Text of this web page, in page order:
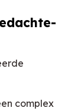
complex